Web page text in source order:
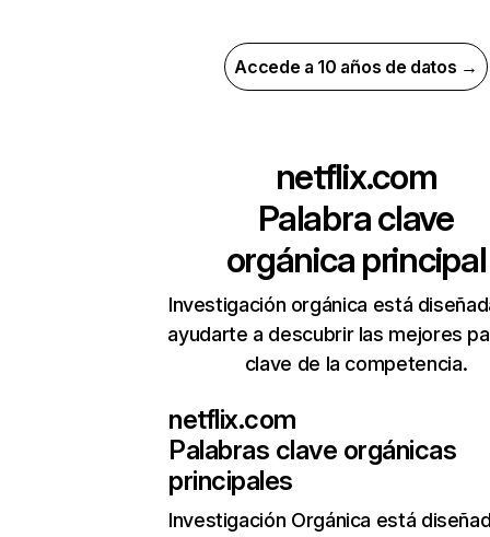
Accede a 10 años de datos →
netflix.com
Palabra clave
orgánica principal
Investigación orgánica está
ayudarte a descubrir las mejores
clave de la competencia.
netflix.com
Palabras clave orgánicas
principales
Investigación Orgánica está